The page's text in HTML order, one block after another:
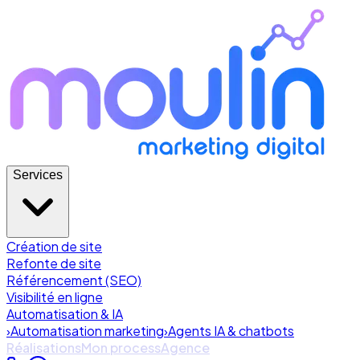
Services
Création de site
Refonte de site
Référencement (SEO)
Visibilité en ligne
Automatisation & IA
›Automatisation marketing›Agents IA & chatbots
RéalisationsMon processAgence